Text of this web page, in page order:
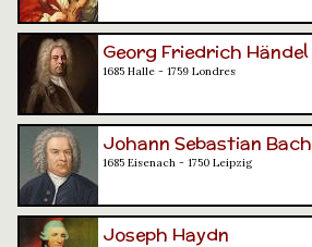
Georg Friedrich Händel
1685 Halle - 1759 Londres
Johann Sebastian Bach
1685 Eisenach - 1750 Leipzig
Joseph Haydn